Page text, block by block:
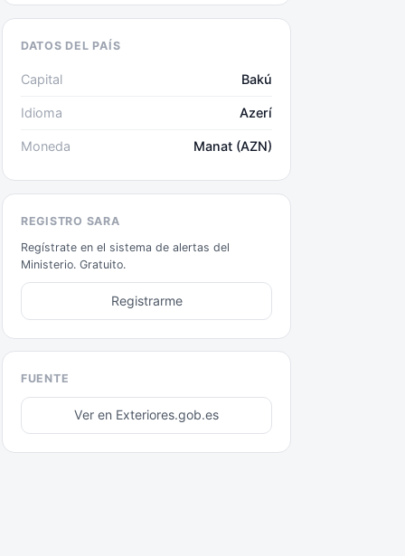
DATOS DEL PAÍS
Capital Bakú
Idioma Azerí
Moneda Manat (AZN)
REGISTRO SARA
Regístrate en el sistema de alertas del
Ministerio. Gratuito.
Registrarme
FUENTE
Ver en Exteriores.gob.es